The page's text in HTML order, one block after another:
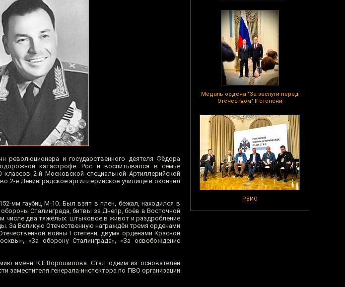
Медаль ордена "За заслуги перед
Отечеством" II степени
РВИО
революционера и государственного деятеля Фёдора
катастрофе. Рос и воспитывался в семье
2-й Московской специальной Артиллерийской
е Ленинградское артиллерийское училище и окончил
мм гаубиц М-10. Был взят в плен, бежал, находился в
Сталинграда, битвы за Днепр, боёв в Восточной
числе два тяжёлых: штыковое в живот и раздробление
За Великую Отечественную награждён тремя орденами
войны I степени, двумя орденами Красной
«За оборону Сталинграда», «За освобождение
имени К.Е.Ворошилова. Стал одним из основателей
заместителя генерала-инспектора по ПВО организации